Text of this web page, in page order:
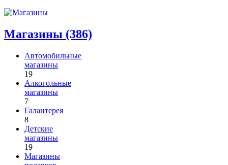
Магазины (386)
Автомобильные
магазины
19
Алкогольные
магазины
7
Галантерея
8
Детские
магазины
19
Магазины